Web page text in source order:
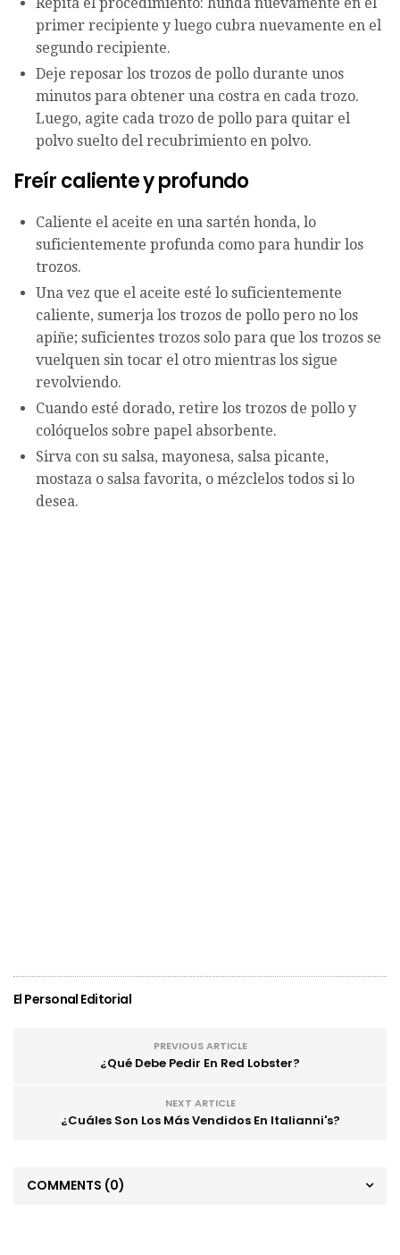
primer recipiente y luego cubra nuevamente en el
segundo recipiente.
Deje reposar los trozos de pollo durante unos
minutos para obtener una costra en cada trozo.
Luego, agite cada trozo de pollo para quitar el
polvo suelto del recubrimiento en polvo.
Freír caliente y profundo
Caliente el aceite en una sartén honda, lo
suficientemente profunda como para hundir los
trozos.
Una vez que el aceite esté lo suficientemente
caliente, sumerja los trozos de pollo pero no los
apiñe; suficientes trozos solo para que los trozos se
vuelquen sin tocar el otro mientras los sigue
revolviendo.
Cuando esté dorado, retire los trozos de pollo y
colóquelos sobre papel absorbente.
Sirva con su salsa, mayonesa, salsa picante,
mostaza o salsa favorita, o mézclelos todos si lo
desea.
El Personal Editorial
PREVIOUS ARTICLE
¿Qué Debe Pedir En Red Lobster?
NEXT ARTICLE
¿Cuáles Son Los Más Vendidos En Italianni's?
COMMENTS (0)